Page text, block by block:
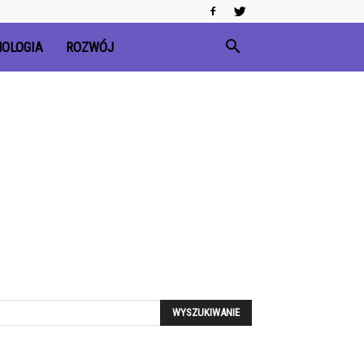
ROZWÓJ